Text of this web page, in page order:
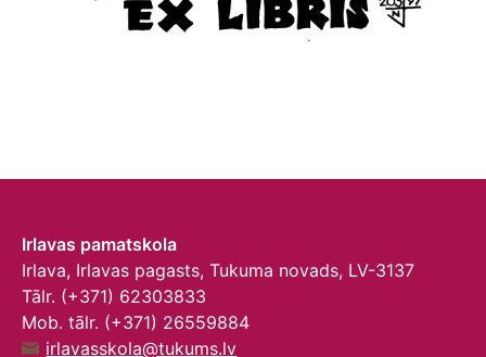
Irlavas pamatskola
Irlava, Irlavas pagasts, Tukuma novads, LV-3137
Tālr. (+371) 62303833
Mob. tālr. (+371) 26559884
irlavasskola@tukums.lv